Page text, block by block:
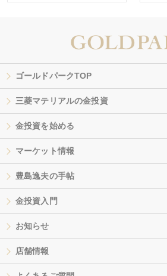
ゴールドパークTOP
三菱マテリアルの金投資
金投資を始める
マーケット情報
豊島逸夫の手帖
金投資入門
お知らせ
店舗情報